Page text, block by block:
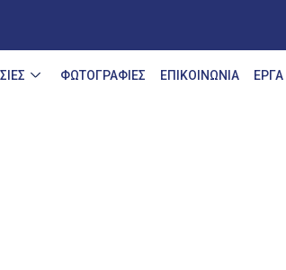
ΦΩΤΟΓΡΑΦΙΕΣ ΕΠΙΚOΙΝΩΝΙΑ ΕΡΓΑ